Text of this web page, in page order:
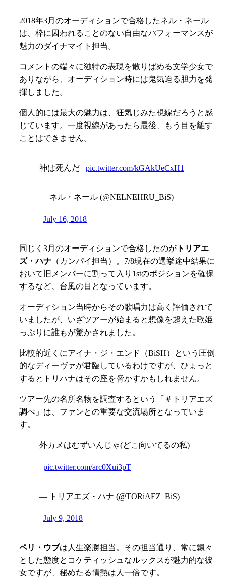
2018年3月のオーディションで合格したネル・ネール
は、枠に囚われることのない自由なパフォーマンスが
魅力のダイナマイト担当。
コメントの端々に独特の表現を散りばめる文学少女で
ありながら、オーディション時には鬼気迫る胆力を発
揮しました。
個人的には最大の魅力は、狂気じみた視線だろうと感
じています。一度視線があったら最後、もう目を離す
ことはできません。
神は死んだ pic.twitter.com/kGAkUeCxH1
— ネル・ネール (@NELNEHRU_BiS)
July 16, 2018
同じく3月のオーディションで合格したのが トリアエ
ズ・ハナ （カンパイ担当）。7/8現在の選挙途中結果に
おいて旧メンバーに割って入り1stのポジションを確保
するなど、台風の目となっています。
オーディション当時からその歌唱力は高く評価されて
いましたが、いざツアーが始まると想像を超えた歌姫
っぷりに誰もが驚かされました。
比較的近くにアイナ・ジ・エンド（BiSH）という圧倒
的なディーヴァが君臨しているわけですが、ひょっと
するとトリハナはその座を脅かすかもしれません。
ツアー先の名所名物を調査するという「＃トリアエズ
調べ」は、ファンとの重要な交流場所となっていま
す。
外カメはむずいんじゃ(どこ向いてるの私)
pic.twitter.com/arc0Xui3pT
— トリアエズ・ハナ (@TORiAEZ_BiS)
July 9, 2018
ペリ・ウブは人生楽勝担当。その担当通り、常に飄々
とした態度とコケティッシュなルックスが魅力的な彼
女ですが、秘めたる情熱は人一倍です。